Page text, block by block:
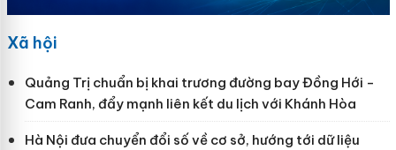
Xã hội
Quảng Trị chuẩn bị khai trương đường bay Đồng Hới -
Cam Ranh, đẩy mạnh liên kết du lịch với Khánh Hòa
Hà Nội đưa chuyển đổi số về cơ sở, hướng tới dữ liệu